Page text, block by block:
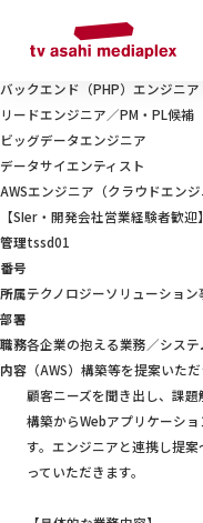
TECHNOLOGY-SOLUTION
【SIer・開発会社営業経験者歓
バックエンド（PHP）エンジニア
リードエンジニア／PM・PL候補
ビッグデータエンジニア
データサイエンティスト
AWSエンジニア（クラウドエンジ
【SIer・開発会社営業経験者歓
管理
番号
tssd01
所属
部署
テクノロジーソリューショ
職務
内容
各企業の抱える業務／シス
（AWS）構築等を提案いただ
顧客ニーズを聞き出し、課
構築からWebアプリケーシ
す。エンジニアと連携し提
っていただきます。